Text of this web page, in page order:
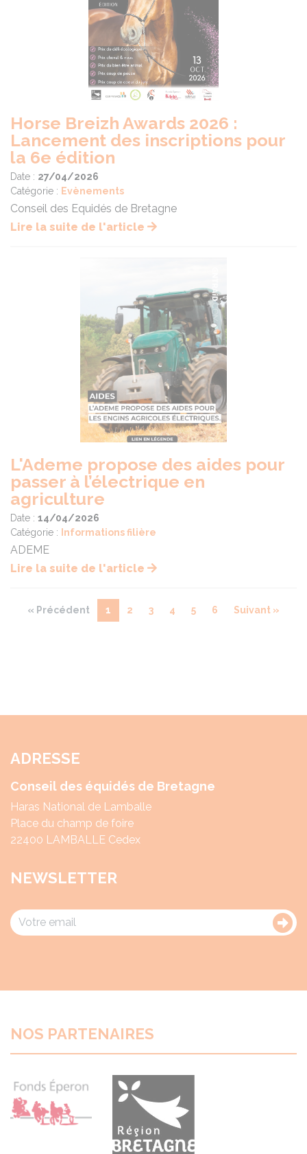
Horse Breizh Awards 2026 :
Lancement des inscriptions pour
la 6e édition
Date : 27/04/2026
Catégorie : Evènements
Conseil des Equidés de Bretagne
Lire la suite de l'article
L'Ademe propose des aides pour
passer à l’électrique en
agriculture
Date : 14/04/2026
Catégorie :
Informations filière
ADEME
Lire la suite de l'article
« Précédent 1 2 3 4 5 6 Suivant »
ADRESSE
Conseil des équidés de Bretagne
Haras National de Lamballe
Place du champ de foire
22400 LAMBALLE Cedex
NEWSLETTER
NOS PARTENAIRES